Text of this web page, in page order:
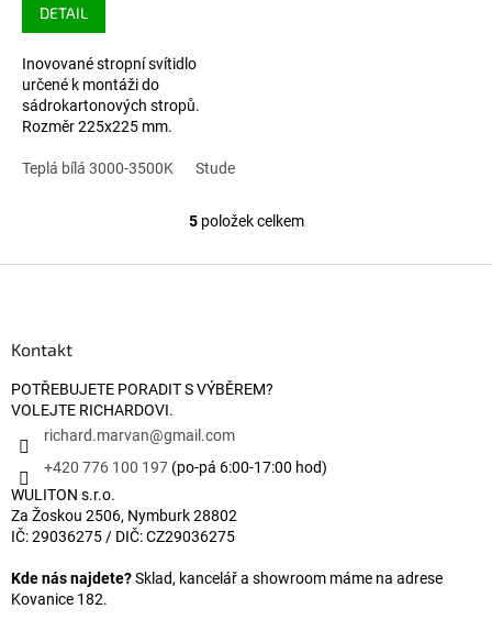
DETAIL
Inovované stropní svítidlo
určené k montáži do
sádrokartonových stropů.
Rozměr 225x225 mm.
značkové trafo LIFUD.
Teplá bílá 3000-3500K Studená bílá 6000-6500K
Ovládací prvky výpisu
5položek celkem
Kontakt
POTŘEBUJETE PORADIT S VÝBĚREM?
VOLEJTE RICHARDOVI.
richard.marvan@gmail.com
+420 776 100 197 (po-pá 6:00-17:00 hod)
WULITON s.r.o.
Za Žoskou 2506, Nymburk 28802
IČ: 29036275 / DIČ: CZ29036275
Kde nás najdete?Sklad, kancelář a showroom máme na adrese
Kovanice 182.